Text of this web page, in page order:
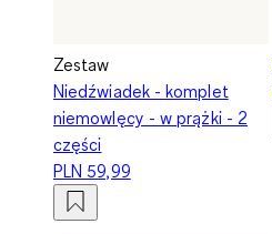
Zestaw
Niedźwiadek - komplet
niemowlęcy - w prążki - 2
części
PLN 59,99